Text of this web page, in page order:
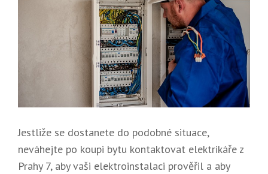
Jestliže se dostanete do podobné situace,
neváhejte po koupi bytu kontaktovat elektrikáře z
Prahy 7, aby vaši elektroinstalaci prověřil a aby